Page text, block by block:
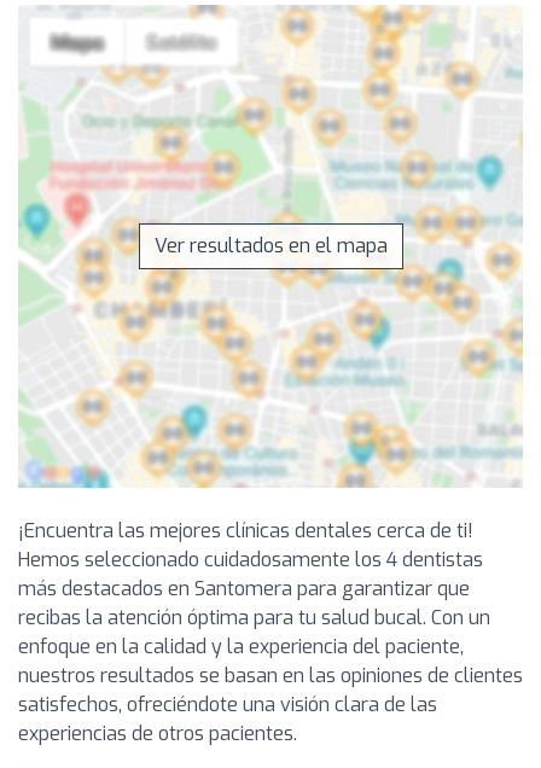
Ver resultados en el mapa
¡Encuentra las mejores clínicas dentales cerca de ti!
Hemos seleccionado cuidadosamente los 4 dentistas
más destacados en Santomera para garantizar que
recibas la atención óptima para tu salud bucal. Con un
enfoque en la calidad y la experiencia del paciente,
nuestros resultados se basan en las opiniones de clientes
satisfechos, ofreciéndote una visión clara de las
experiencias de otros pacientes.